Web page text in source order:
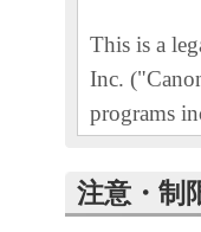
This is a
Inc.
programs
machines,
"Products").
注意・制